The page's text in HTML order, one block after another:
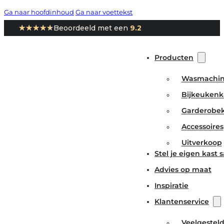
Ga naar hoofdinhoud Ga naar voettekst
★★★★★
★★★★★Beoordeeld met een 9.2
Producten
Accessoires
Uitverkoop
Stel je eigen kast
Advies op maat
Inspiratie
Klantenservice